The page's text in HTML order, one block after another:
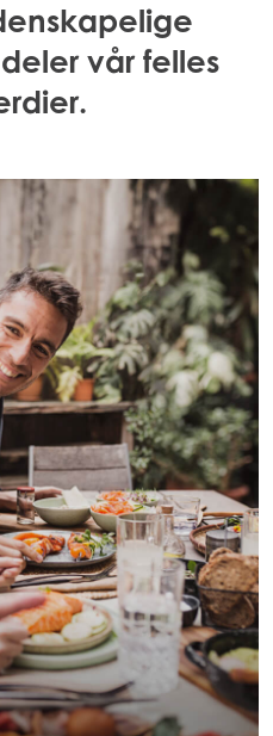
vår felles